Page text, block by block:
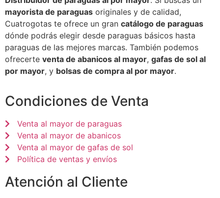
mayorista de paraguas originales y de calidad,
Cuatrogotas te ofrece un gran catálogo de paraguas
dónde podrás elegir desde paraguas básicos hasta
paraguas de las mejores marcas. También podemos
ofrecerte venta de abanicos al mayor, gafas de sol al
por mayor, y bolsas de compra al por mayor.
Condiciones de Venta
Venta al mayor de paraguas
Venta al mayor de abanicos
Venta al mayor de gafas de sol
Política de ventas y envíos
Atención al Cliente